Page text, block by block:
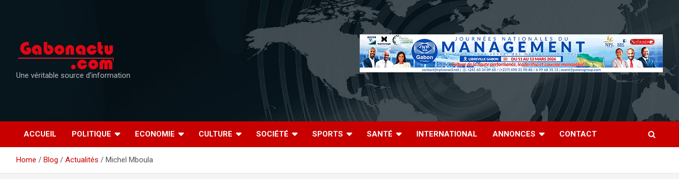
Une véritable source d'information
ACCUEIL POLITIQUE ECONOMIE CULTURE SOCIÉTÉ SPORTS SANTÉ INTERNATIONAL ANNONCES CONTACT
Home Blog Actualités Michel Mboula